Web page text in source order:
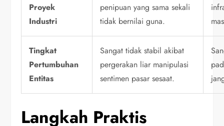
Proyek
Industri
penipuan yang sama sekali
tidak bernilai guna.
Tingkat
Pertumbuhan
Entitas
Sangat tidak stabil akibat
pergerakan liar manipulasi
sentimen pasar sesaat.
Langkah Praktis